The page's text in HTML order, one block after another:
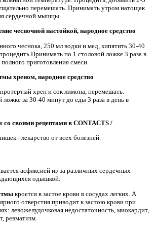
перемешать. Принимать утром натощак
сердечной мышцы.
чесночной настойкой, народное средство
чеснока, 250 мл водки и мед, кипятить 30-40
по 1 столовой ложке 3 раза в
приготовления смеси.
хреном, народное средство
хрен и сок лимона, перемешать.
за 30-40 минут до еды 3 раза в день в
со своими рецептами в CONTACTS /
- лекарство от всех болезней.
асфиксией из-за различных сердечных
одышкой.
кроется в застое крови в сосудах легких. А
отверстия приводит к застою крови при
левожелудочковая недостаточность, миокардит,
ревматизм.